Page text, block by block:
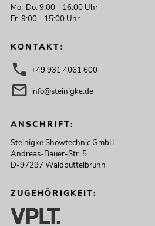
Mo.-Do. 9:00 - 16:00 Uhr
Fr. 9:00 - 15:00 Uhr
KONTAKT:
+49 931 4061 600
info@steinigke.de
ANSCHRIFT:
Steinigke Showtechnic GmbH
Andreas-Bauer-Str. 5
D-97297 Waldbüttelbrunn
ZUGEHÖRIGKEIT: